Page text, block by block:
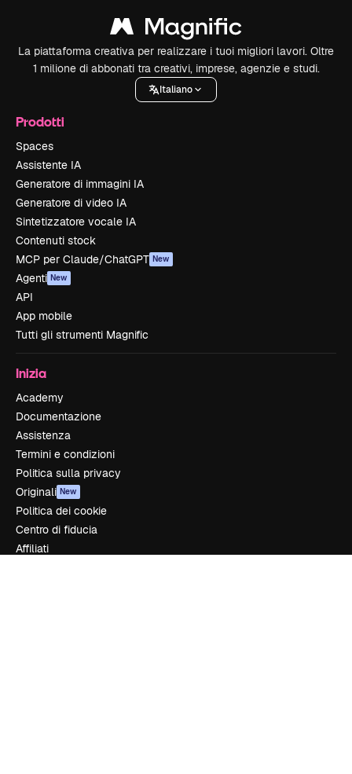
La piattaforma creativa per realizzare i tuoi migliori lavori. Oltre
1 milione di abbonati tra creativi, imprese, agenzie e studi.
Italiano
Prodotti
Spaces
Assistente IA
Generatore di immagini IA
Generatore di video IA
Sintetizzatore vocale IA
Contenuti stock
MCP per Claude/ChatGPT New
Agenti New
API
App mobile
Tutti gli strumenti Magnific
Inizia
Academy
Documentazione
Assistenza
Termini e condizioni
Politica sulla privacy
Originali New
Politica dei cookie
Centro di fiducia
Affiliati